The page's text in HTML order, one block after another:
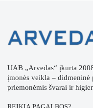
UAB „Arvedas“ įkurta
įmonės veikla –
priemonėmis švarai ir